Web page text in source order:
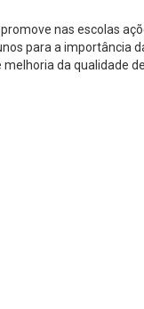
nas escolas
para a
da qualidade